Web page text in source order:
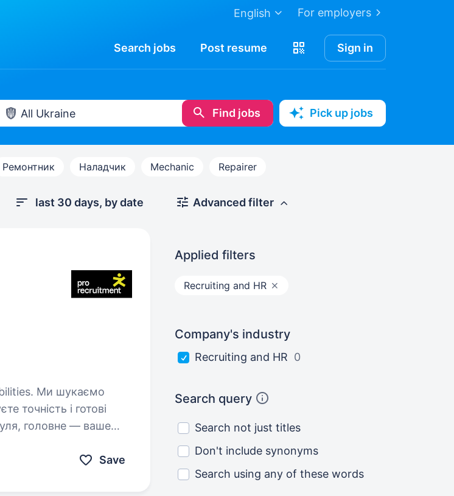
For employers
English
Search jobs Post resume Sign in
Find jobs Pick up jobs
Ремонтник Наладчик Mechanic Repairer
last 30 days, by date
точність і готові
головне — ваше
Save
Advanced filter
Applied filters
Recruiting and HR
Company's industry
Recruiting and HR 0
Search query
Search not just titles
Don't include synonyms
Search using any of these words